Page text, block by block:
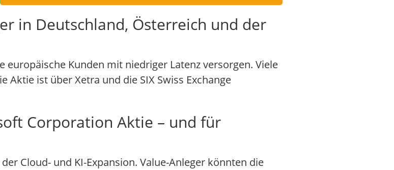
in Deutschland, Österreich und der
Kunden mit niedriger Latenz versorgen. Viele
ist über Xetra und die SIX Swiss Exchange
Corporation Aktie – und für
Cloud- und KI-Expansion. Value-Anleger könnten die